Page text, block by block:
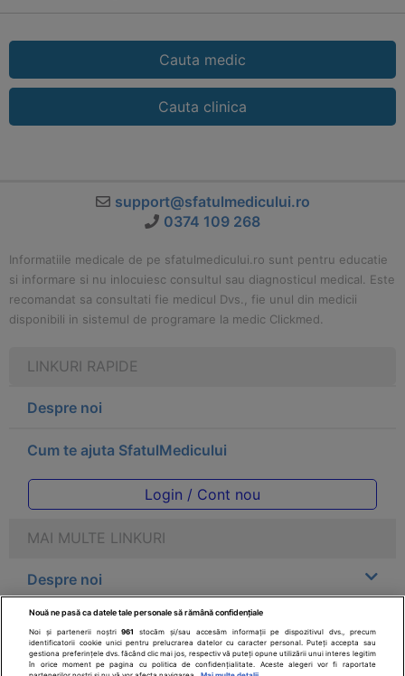
Cauta medic
Cauta clinica
support@sfatulmedicului.ro
0374 109 268
Informatiile medicale de pe sfatulmedicului.ro sunt pentru educatie
si informare si nu inlocuiesc consultul sau diagnosticul medical. Este
recomandat sa consultati fie medicul Dvs., fie unul din medicii
disponibili in sistemul de programare la medic Clickmed.
LINKURI RAPIDE
Despre noi
Cum te ajuta SfatulMedicului
Login / Cont nou
MAI MULTE LINKURI
Despre noi
Legal
Drepturile consumatorului
Nouă ne pasă ca datele tale personale să rămână confidențiale
Noi și partenerii noștri961
stocăm și/sau accesăm informații pe dispozitivul dvs., precum
identificatorii cookie unici pentru prelucrarea datelor cu caracter personal. Puteți accepta sau
gestiona preferințele dvs. făcând clic mai jos, respectiv vă puteți opune utilizării unui interes legitim
în orice moment pe pagina cu politica de confidențialitate. Aceste alegeri vor fi raportate